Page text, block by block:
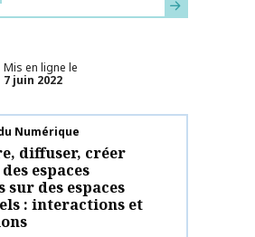
Mis en ligne le
7 juin 2022
Numérique
diffuser, créer
espaces
des espaces
: interactions et